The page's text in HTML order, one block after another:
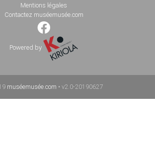
Mentions légales
Contactez muséemusée.com
Powered by
muséemusée.com • v2.0-20190627